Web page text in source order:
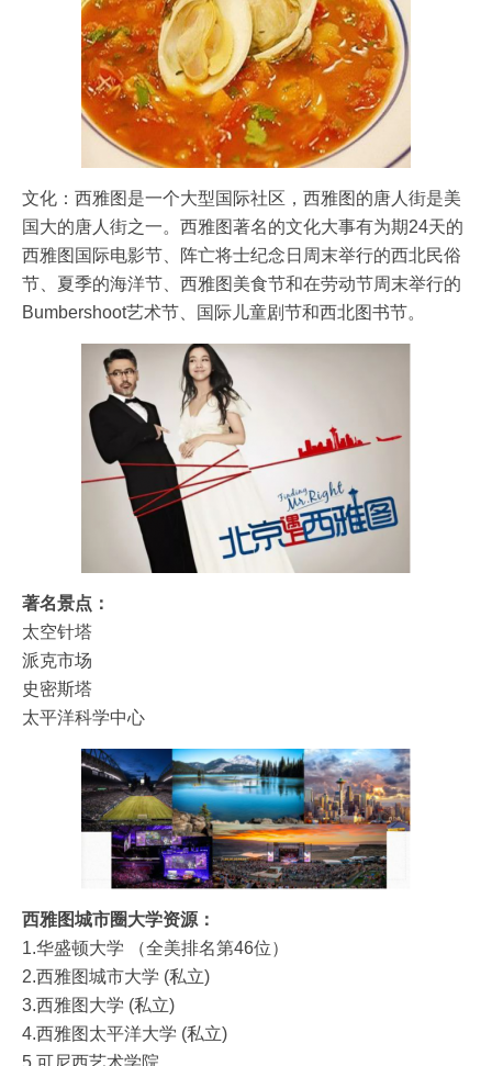
文化：西雅图是一个大型国际社区，西雅图的唐人街是美
国大的唐人街之一。西雅图著名的文化大事有为期24天的
西雅图国际电影节、阵亡将士纪念日周末举行的西北民俗
节、夏季的海洋节、西雅图美食节和在劳动节周末举行的
Bumbershoot艺术节、国际儿童剧节和西北图书节。
著名景点：
太空针塔
派克市场
史密斯塔
太平洋科学中心
西雅图城市圈大学资源：
1.华盛顿大学 （全美排名第46位）
2.西雅图城市大学 (私立)
3.西雅图大学 (私立)
4.西雅图太平洋大学 (私立)
5.可尼西艺术学院